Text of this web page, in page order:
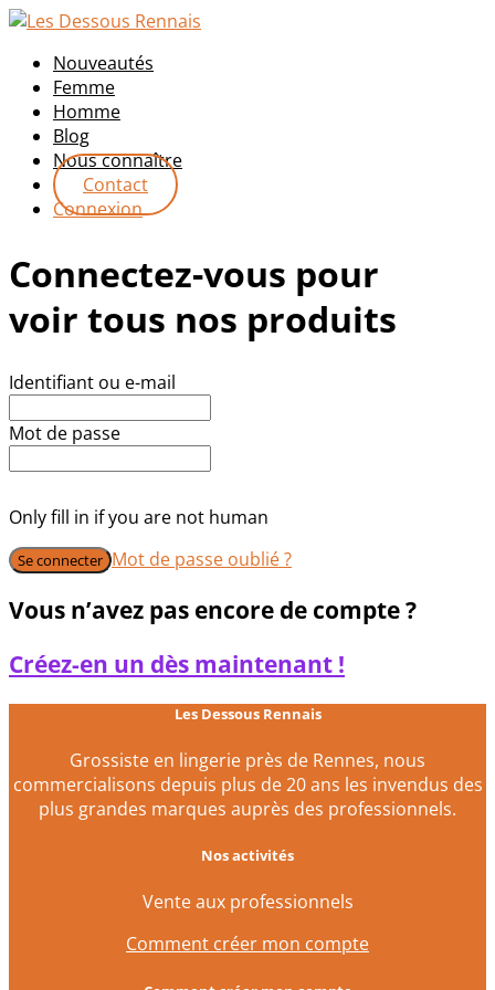
Nouveautés
Femme
Homme
Blog
Nous connaître
Contact
Connexion
Connectez-vous pour
voir tous nos produits
Identifiant ou e-mail
Mot de passe
Only fill in if you are not human
Mot de passe oublié ?
Vous n’avez pas encore de compte ?
Créez-en un dès maintenant !
Les Dessous Rennais
Grossiste en lingerie près de Rennes, nous
commercialisons depuis plus de 20 ans les invendus des
plus grandes marques auprès des professionnels.
Nos activités
Vente aux professionnels
Comment créer mon compte